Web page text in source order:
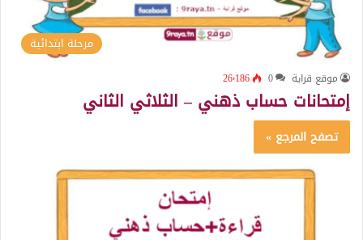
مرحلة ابتدائية
موقع قراية 0 26٬186
إمتحانات حساب ذهني – الثلاثي الثاني
تصفح المرجع »